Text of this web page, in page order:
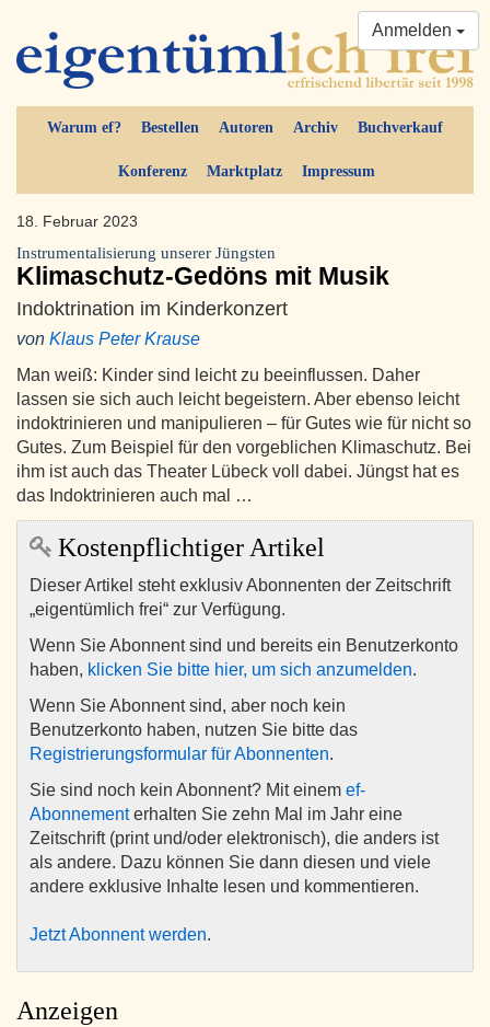
Warum ef? Bestellen Autoren Archiv Buchverkauf
Konferenz Marktplatz Impressum
Anmelden
18. Februar 2023
Instrumentalisierung unserer Jüngsten
Klimaschutz-Gedöns mit Musik
Indoktrination im Kinderkonzert
von Klaus Peter Krause
Man weiß: Kinder sind leicht zu beeinflussen. Daher
lassen sie sich auch leicht begeistern. Aber ebenso leicht
indoktrinieren und manipulieren – für Gutes wie für nicht so
Gutes. Zum Beispiel für den vorgeblichen Klimaschutz. Bei
ihm ist auch das Theater Lübeck voll dabei. Jüngst hat es
das Indoktrinieren auch mal …
Kostenpflichtiger Artikel
Dieser Artikel steht exklusiv Abonnenten der Zeitschrift
„eigentümlich frei“ zur Verfügung.
Wenn Sie Abonnent sind und bereits ein Benutzerkonto
haben, klicken Sie bitte hier, um sich anzumelden.
Wenn Sie Abonnent sind, aber noch kein
Benutzerkonto haben, nutzen Sie bitte das
Registrierungsformular für Abonnenten.
Sie sind noch kein Abonnent? Mit einem ef-
Abonnementerhalten Sie zehn Mal im Jahr eine
Zeitschrift (print und/oder elektronisch), die anders ist
als andere. Dazu können Sie dann diesen und viele
andere exklusive Inhalte lesen und kommentieren.
Jetzt Abonnent werden.
Anzeigen